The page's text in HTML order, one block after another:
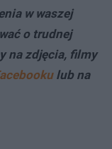
w waszej
o trudnej
na zdjęcia, filmy
lub na